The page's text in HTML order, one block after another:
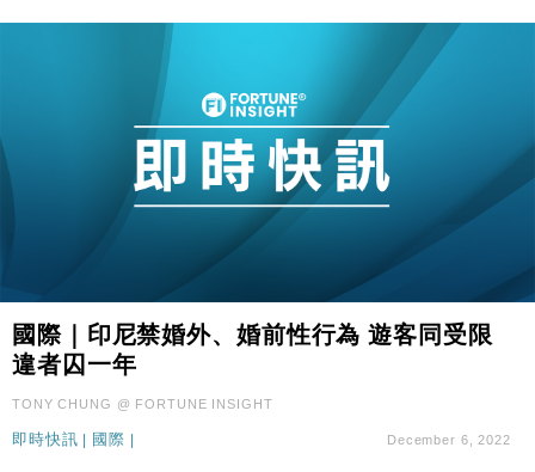
國際｜印尼禁婚外、婚前性行為 遊客同受限
違者囚一年
TONY CHUNG @ FORTUNE INSIGHT
即時快訊 | 國際 | December 6, 2022